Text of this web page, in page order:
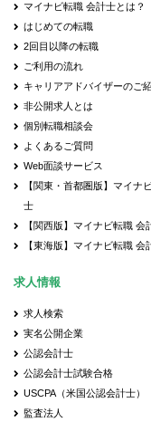
マイナビ転職 会計士とは？
はじめての転職
2回目以降の転職
ご利用の流れ
キャリアアドバイザーのご
非公開求人とは
個別転職相談会
よくあるご質問
Web面談サービス
【関東・首都圏版】マイナ
士
【関西版】マイナビ転職 会
【東海版】マイナビ転職 会
求人情報
求人検索
実名公開企業
公認会計士
公認会計士試験合格
USCPA（米国公認会計士）
監査法人